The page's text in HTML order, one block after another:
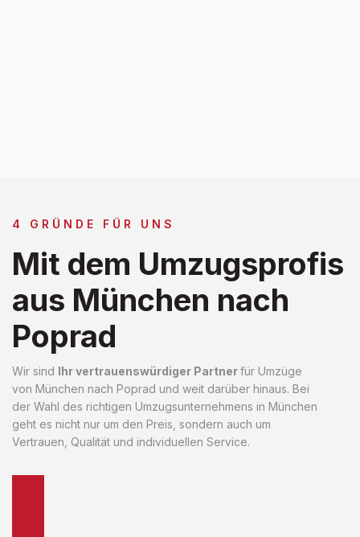
4 GRÜNDE FÜR UNS
Mit dem Umzugsprofis
aus München nach
Poprad
Wir sind Ihr vertrauenswürdiger Partnerfür Umzüge
von München nach Poprad und weit darüber hinaus. Bei
der Wahl des richtigen Umzugsunternehmens in München
geht es nicht nur um den Preis, sondern auch um
Vertrauen, Qualität und individuellen Service.